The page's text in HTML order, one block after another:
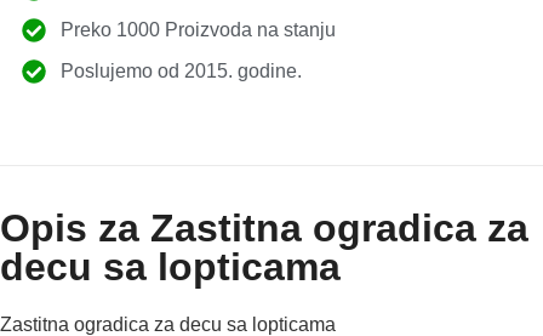
Preko 1000 Proizvoda na stanju
Poslujemo od 2015. godine.
Opis za Zastitna ogradica za
decu sa lopticama
Zastitna ogradica za decu sa lopticama